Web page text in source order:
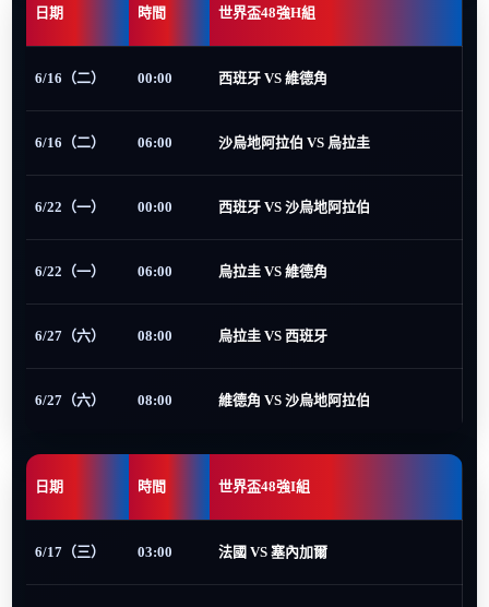
日期 時間 世界盃48強H組
6/16（二） 00:00 西班牙 VS 維德角
6/16（二） 06:00 沙烏地阿拉伯 VS 烏拉圭
6/22（一） 00:00 西班牙 VS 沙烏地阿拉伯
6/22（一） 06:00 烏拉圭 VS 維德角
6/27（六） 08:00 烏拉圭 VS 西班牙
6/27（六） 08:00 維德角 VS 沙烏地阿拉伯
日期 時間 世界盃48強I組
6/17（三） 03:00 法國 VS 塞內加爾